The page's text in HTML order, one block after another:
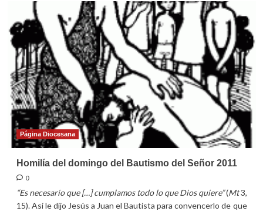
domingo
ordinario
2011
Página Diocesana
Homilía del domingo del Bautismo del Señor 2011
0
“Es necesario que […] cumplamos todo lo que Dios quiere”(Mt3,
15). Así le dijo Jesús a Juan el Bautista para convencerlo de que